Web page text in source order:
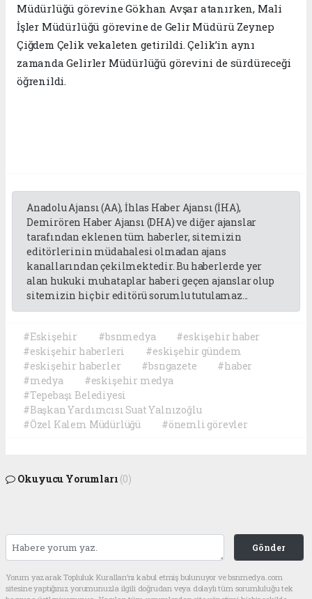
Müdürlüğü görevine Gökhan Avşar atanırken, Mali
İşler Müdürlüğü görevine de Gelir Müdürü Zeynep
Çiğdem Çelik vekaleten getirildi. Çelik’in aynı
zamanda Gelirler Müdürlüğü görevini de sürdüreceği
öğrenildi.
Anadolu Ajansı (AA), İhlas Haber Ajansı (İHA),
Demirören Haber Ajansı (DHA) ve diğer ajanslar
tarafından eklenen tüm haberler, sitemizin
editörlerinin müdahalesi olmadan ajans
kanallarından çekilmektedir. Bu haberlerde yer
alan hukuki muhataplar haberi geçen ajanslar olup
sitemizin hiç bir editörü sorumlu tutulamaz...
#Eskişehir #bsnmedya
#eskişehir haber
#eskişehir haberleri
#eskişehir gündem
#eskişehir haberler
#bsngazete
#haber
#medya
#eskişehir medya
#Tepebaşı Belediyesi
#Başkan Yardımcısı Suat Yalnızoğlu
#Özel Kalem Müdürlüğü
#önemli görevler
Okuyucu Yorumları (0)
Gönder
Yorum yazarak Topluluk Kuralları’nı kabul etmiş bulunuyor ve bsnmedya.com
sitesine yaptığınız yorumunuzla ilgili doğrudan veya dolaylı tüm sorumluluğu tek